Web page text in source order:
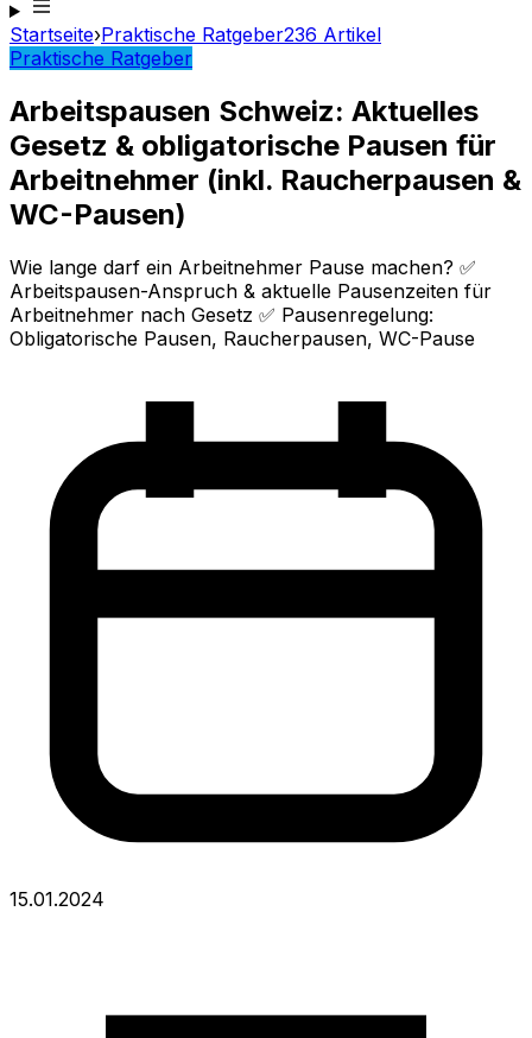
Startseite›Praktische Ratgeber236 Artikel
Praktische Ratgeber
Arbeitspausen Schweiz: Aktuelles
Gesetz & obligatorische Pausen für
Arbeitnehmer (inkl. Raucherpausen &
WC-Pausen)
Wie lange darf ein Arbeitnehmer Pause machen? ✅
Arbeitspausen-Anspruch & aktuelle Pausenzeiten für
Arbeitnehmer nach Gesetz ✅ Pausenregelung:
Obligatorische Pausen, Raucherpausen, WC-Pause
15.01.2024